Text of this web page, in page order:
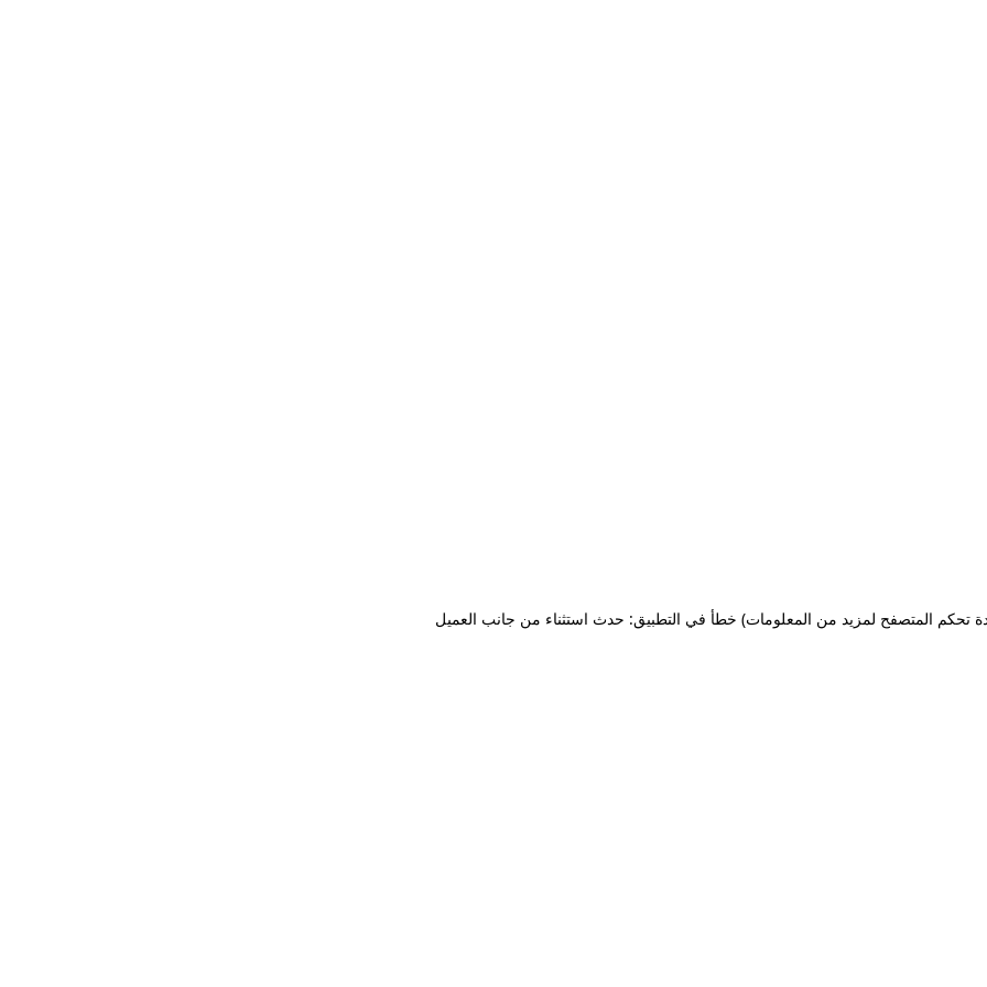
خطأ في التطبيق: حدث استثناء من جانب العميل تحكم المتصفح لمزيد من المعلومات)